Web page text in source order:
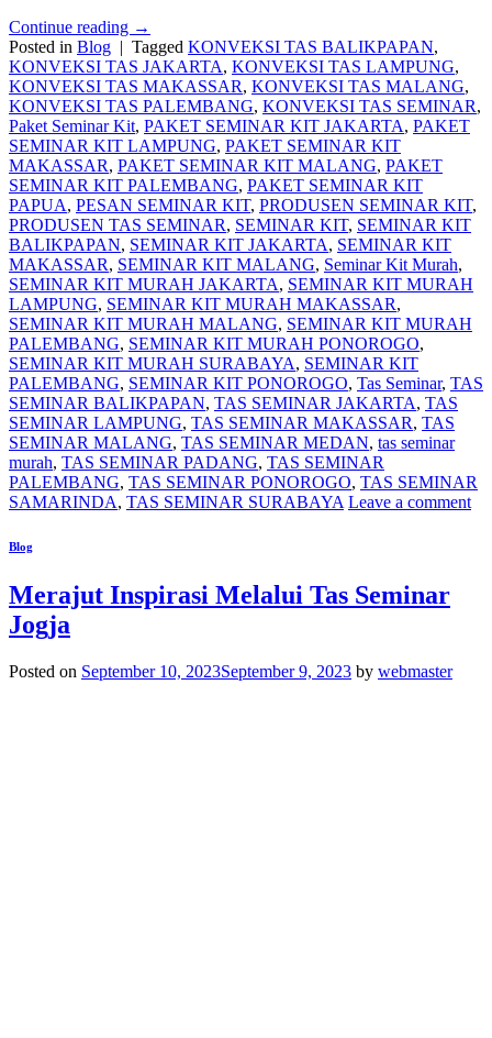
Continue reading →
Posted in Blog | Tagged KONVEKSI TAS BALIKPAPAN,
KONVEKSI TAS JAKARTA, KONVEKSI TAS LAMPUNG,
KONVEKSI TAS MAKASSAR, KONVEKSI TAS MALANG,
KONVEKSI TAS PALEMBANG, KONVEKSI TAS SEMINAR,
Paket Seminar Kit, PAKET SEMINAR KIT JAKARTA, PAKET
SEMINAR KIT LAMPUNG, PAKET SEMINAR KIT
MAKASSAR, PAKET SEMINAR KIT MALANG, PAKET
SEMINAR KIT PALEMBANG, PAKET SEMINAR KIT
PAPUA, PESAN SEMINAR KIT, PRODUSEN SEMINAR KIT,
PRODUSEN TAS SEMINAR, SEMINAR KIT, SEMINAR KIT
BALIKPAPAN, SEMINAR KIT JAKARTA, SEMINAR KIT
MAKASSAR, SEMINAR KIT MALANG, Seminar Kit Murah,
SEMINAR KIT MURAH JAKARTA, SEMINAR KIT MURAH
LAMPUNG, SEMINAR KIT MURAH MAKASSAR,
SEMINAR KIT MURAH MALANG, SEMINAR KIT MURAH
PALEMBANG, SEMINAR KIT MURAH PONOROGO,
SEMINAR KIT MURAH SURABAYA, SEMINAR KIT
PALEMBANG, SEMINAR KIT PONOROGO, Tas Seminar, TAS
SEMINAR BALIKPAPAN, TAS SEMINAR JAKARTA, TAS
SEMINAR LAMPUNG, TAS SEMINAR MAKASSAR, TAS
SEMINAR MALANG, TAS SEMINAR MEDAN, tas seminar
murah, TAS SEMINAR PADANG, TAS SEMINAR
PALEMBANG, TAS SEMINAR PONOROGO, TAS SEMINAR
SAMARINDA, TAS SEMINAR SURABAYA Leave a comment
Blog
Merajut Inspirasi Melalui Tas Seminar
Jogja
Posted on September 10, 2023September 9, 2023 by webmaster